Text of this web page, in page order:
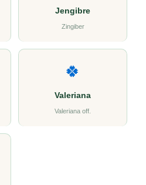
Jengibre
Zingiber
🍀
Valeriana
Valeriana off.